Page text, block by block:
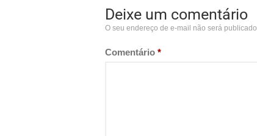
Deixe um comentário
O seu endereço de e-mail não será publicado.
Comentário *